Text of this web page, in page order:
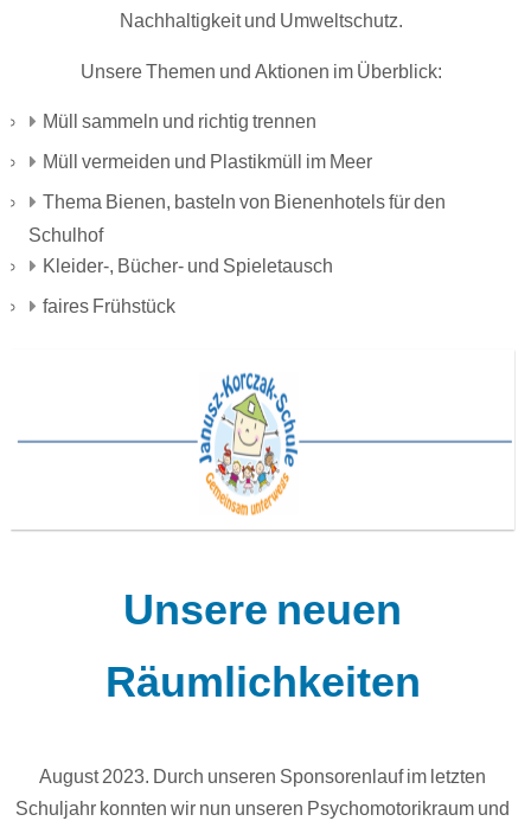
Nachhaltigkeit und Umweltschutz.
Unsere Themen und Aktionen im Überblick:
Müll sammeln und richtig trennen
Müll vermeiden und Plastikmüll im Meer
Thema Bienen, basteln von Bienenhotels für den
Schulhof
Kleider-, Bücher- und Spieletausch
faires Frühstück
Unsere neuen
Räumlichkeiten
August 2023. Durch unseren Sponsorenlauf im letzten
Schuljahr konnten wir nun unseren Psychomotorikraum und